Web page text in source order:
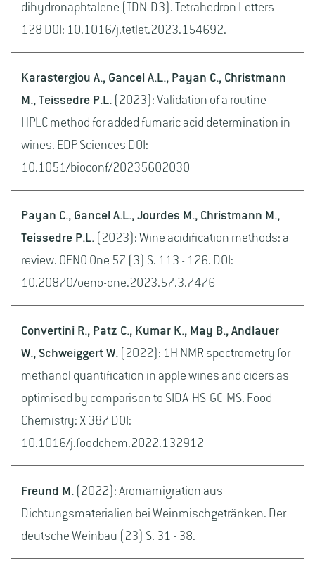
dihydronaphtalene (TDN-D3). Tetrahedron Letters
128 DOI: 10.1016/j.tetlet.2023.154692.
Karastergiou A., Gancel A.L., Payan C., Christmann
M., Teissedre P.L. (2023): Validation of a routine
HPLC method for added fumaric acid determination in
wines. EDP Sciences DOI:
10.1051/bioconf/20235602030
Payan C., Gancel A.L., Jourdes M., Christmann M.,
Teissedre P.L. (2023): Wine acidification methods: a
review. OENO One 57 (3) S. 113 - 126. DOI:
10.20870/oeno-one.2023.57.3.7476
Convertini R., Patz C., Kumar K., May B., Andlauer
W., Schweiggert W. (2022): 1H NMR spectrometry for
methanol quantification in apple wines and ciders as
optimised by comparison to SIDA-HS-GC-MS. Food
Chemistry: X 387 DOI:
10.1016/j.foodchem.2022.132912
Freund M. (2022): Aromamigration aus
Dichtungsmaterialien bei Weinmischgetränken. Der
deutsche Weinbau (23) S. 31 - 38.